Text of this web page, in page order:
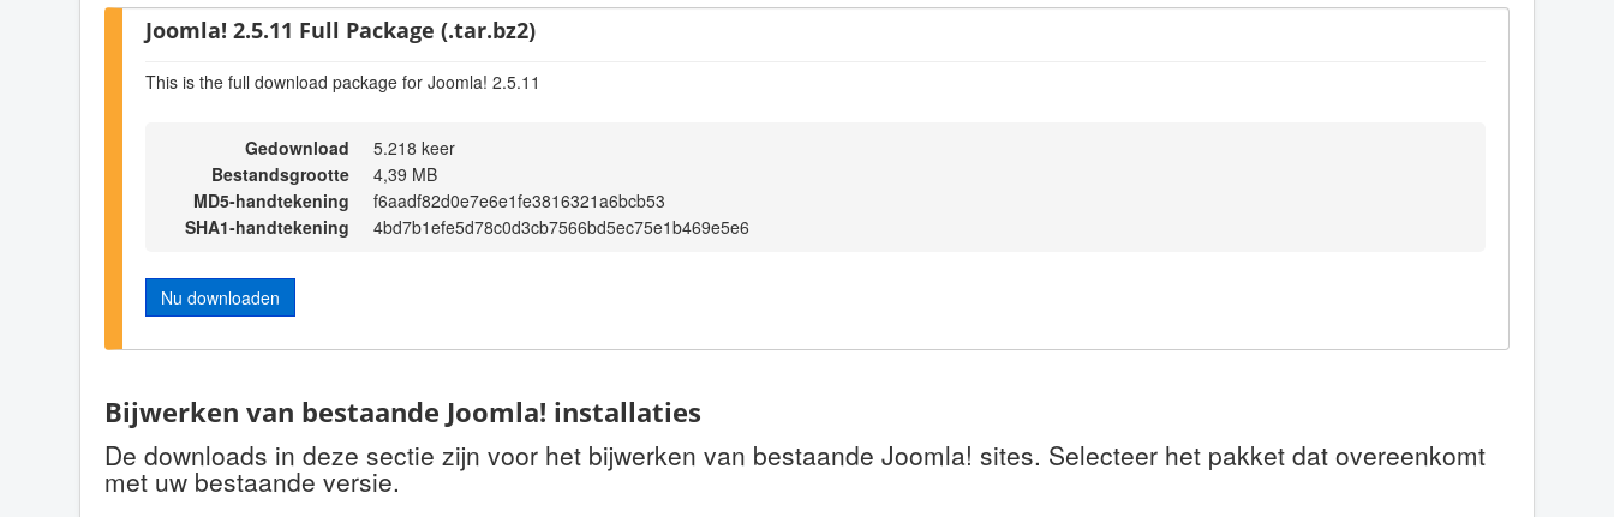
Joomla! 2.5.11 Full Package (.tar.bz2)
This is the full download package for Joomla! 2.5.11
Gedownload
5.218 keer
Bestandsgrootte
4,39 MB
MD5-handtekening
f6aadf82d0e7e6e1fe3816321a6bcb53
SHA1-handtekening
4bd7b1efe5d78c0d3cb7566bd5ec75e1b469e5e6
Nu downloaden
Bijwerken van bestaande Joomla! installaties
De downloads in deze sectie zijn voor het bijwerken van bestaande Joomla! sites. Selecteer het pakket dat overeenkomt
met uw bestaande versie.